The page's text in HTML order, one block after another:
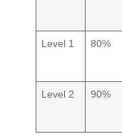
Level 1 80%
Level 2 90%